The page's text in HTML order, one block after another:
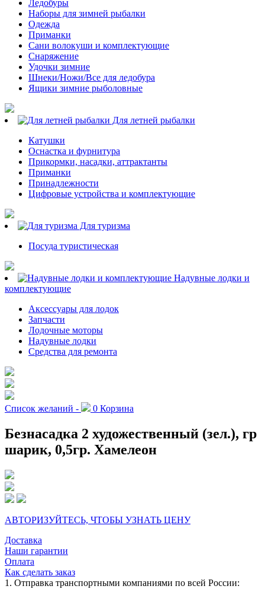
Ледобуры
Наборы для зимней рыбалки
Одежда
Приманки
Сани волокуши и комплектующие
Снаряжение
Удочки зимние
Шнеки/Ножи/Все для ледобура
Ящики зимние рыболовные
Для летней рыбалки
Катушки
Оснастка и фурнитура
Прикормки, насадки, аттрактанты
Приманки
Принадлежности
Цифровые устройства и комплектующие
Для туризма
Посуда туристическая
Надувные лодки и
комплектующие
Аксессуары для лодок
Запчасти
Лодочные моторы
Надувные лодки
Средства для ремонта
Список желаний - 0 Корзина
Безнасадка 2 художественный (зел.), гр
шарик, 0,5гр. Хамелеон
АВТОРИЗУЙТЕСЬ, ЧТОБЫ УЗНАТЬ ЦЕНУ
Доставка
Наши гарантии
Оплата
Как сделать заказ
1. Отправка транспортными компаниями по всей России: